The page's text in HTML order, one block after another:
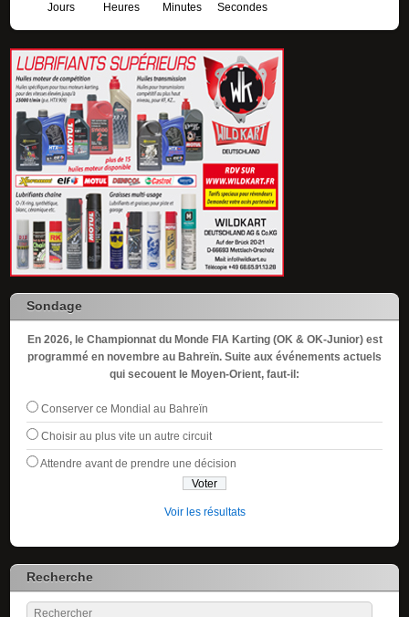
Jours Heures Minutes Secondes
Sondage
En 2026, le Championnat du Monde FIA Karting (OK & OK-Junior) est
programmé en novembre au Bahreïn. Suite aux événements actuels
qui secouent le Moyen-Orient, faut-il:
Conserver ce Mondial au Bahreïn
Choisir au plus vite un autre circuit
Attendre avant de prendre une décision
Voir les résultats
Recherche